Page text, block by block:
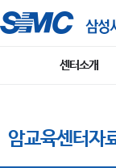
센터소개
암교육센터자